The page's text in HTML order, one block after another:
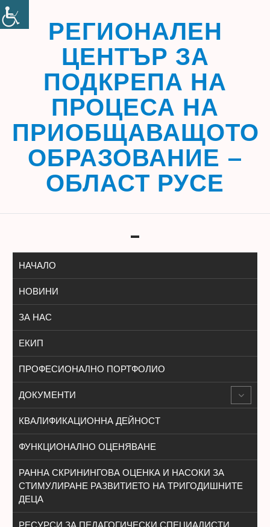
Skip
to
РЕГИОНАЛЕН
ЦЕНТЪР ЗА
ПОДКРЕПА НА
ПРОЦЕСА НА
ПРИОБЩАВАЩОТО
ОБРАЗОВАНИЕ –
ОБЛАСТ РУСЕ
Toggle navigation
НАЧАЛО
НОВИНИ
ЗА НАС
ЕКИП
ПРОФЕСИОНАЛНО ПОРТФОЛИО
ДОКУМЕНТИ
КВАЛИФИКАЦИОННА ДЕЙНОСТ
ФУНКЦИОНАЛНО ОЦЕНЯВАНЕ
РАННА СКРИНИНГОВА ОЦЕНКА И НАСОКИ ЗА
СТИМУЛИРАНЕ РАЗВИТИЕТО НА ТРИГОДИШНИТЕ
ДЕЦА